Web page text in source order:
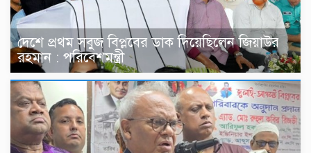
দেশে প্রথম সবুজ বিপ্লবের ডাক দিয়েছিলেন জিয়াউর
রহমান : পরিবেশমন্ত্রী